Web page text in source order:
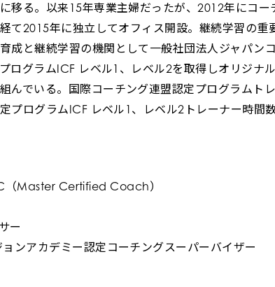
移る。以来15年専業主婦だったが、2012年にコー
て2015年に独立してオフィス開設。継続学習の重
成と継続学習の機関として一般社団法人ジャパン
ログラムICF レベル1、レベル2を取得しオリジナ
んでいる。国際コーチング連盟認定プログラムト
プログラムICF レベル1、レベル2トレーナー時間
（Master Certified Coach）
ー
ンアカデミー認定コーチングスーパーバイザー